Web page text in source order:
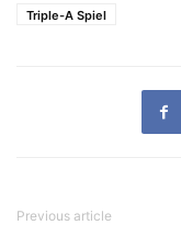
Triple-A Spiel
Previous article